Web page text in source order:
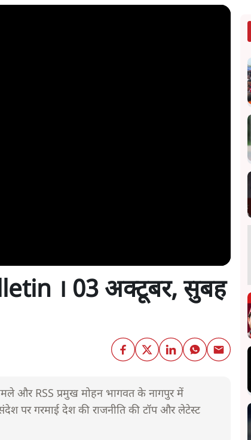
। 03 अक्टूबर, सुबह
और RSS प्रमुख मोहन भागवत के नागपुर में
पर गरमाई देश की राजनीति की टॉप और लेटेस्ट